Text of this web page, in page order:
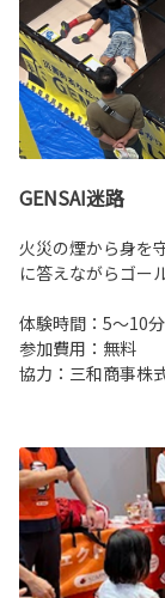
GENSAI迷路
火災の煙から身を
に答えながらゴー
体験時間：5～10
参加費用：無料
協力：三和商事株